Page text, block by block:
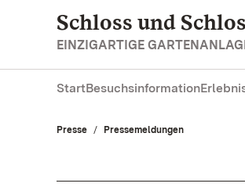
Schloss und
EINZIGARTIGE
StartBesuchsinformation
Presse Pressemeldungen